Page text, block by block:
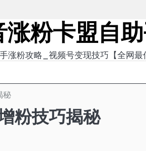
涨粉卡盟自
涨粉攻略_视频号变现技巧【全网最
秘
粉技巧揭秘